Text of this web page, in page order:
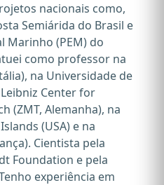
nacionais como,
Semiárida do Brasil e
Marinho (PEM) do
como professor na
na Universidade de
Center for
(ZMT, Alemanha), na
(USA) e na
Cientista pela
Foundation e pela
experiência em